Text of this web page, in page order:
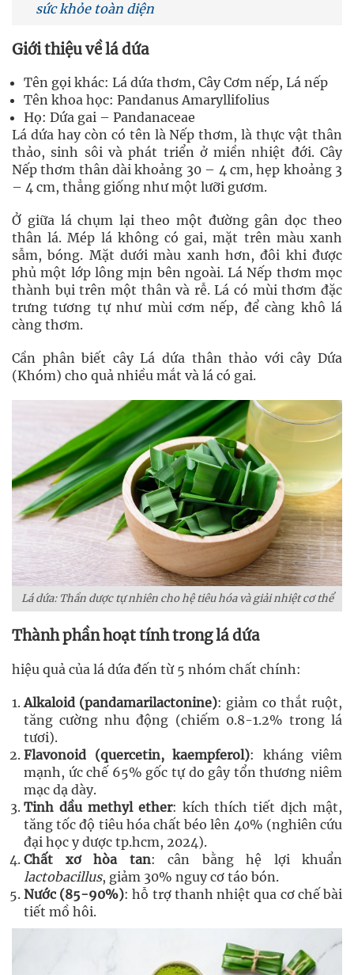
sức khỏe toàn diện
Giới thiệu về lá dứa
Tên gọi khác: Lá dứa thơm, Cây Cơm nếp, Lá nếp
Tên khoa học: Pandanus Amaryllifolius
Họ: Dứa gai – Pandanaceae
Lá dứa hay còn có tên là Nếp thơm, là thực vật thân
thảo, sinh sôi và phát triển ở miền nhiệt đới. Cây
Nếp thơm thân dài khoảng 30 – 4 cm, hẹp khoảng 3
– 4 cm, thẳng giống như một lưỡi gươm.
Ở giữa lá chụm lại theo một đường gân dọc theo
thân lá. Mép lá không có gai, mặt trên màu xanh
sẫm, bóng. Mặt dưới màu xanh hơn, đôi khi được
phủ một lớp lông mịn bên ngoài. Lá Nếp thơm mọc
thành bụi trên một thân và rễ. Lá có mùi thơm đặc
trưng tương tự như mùi cơm nếp, để càng khô lá
càng thơm.
Cần phân biết cây Lá dứa thân thảo với cây Dứa
(Khóm) cho quả nhiều mắt và lá có gai.
Lá dứa: Thần dược tự nhiên cho hệ tiêu hóa và giải nhiệt cơ thể
Thành phần hoạt tính trong lá dứa
hiệu quả của lá dứa đến từ 5 nhóm chất chính:
Alkaloid (pandamarilactonine): giảm co thắt ruột,
tăng cường nhu động (chiếm 0.8-1.2% trong lá
tươi).
Flavonoid (quercetin, kaempferol): kháng viêm
mạnh, ức chế 65% gốc tự do gây tổn thương niêm
mạc dạ dày.
Tinh dầu methyl ether: kích thích tiết dịch mật,
tăng tốc độ tiêu hóa chất béo lên 40% (nghiên cứu
đại học y dược tp.hcm, 2024).
Chất xơ hòa tan: cân bằng hệ lợi khuẩn
lactobacillus, giảm 30% nguy cơ táo bón.
Nước (85-90%): hỗ trợ thanh nhiệt qua cơ chế bài
tiết mồ hôi.